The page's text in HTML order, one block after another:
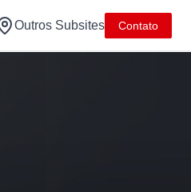
Outros Subsites Contato